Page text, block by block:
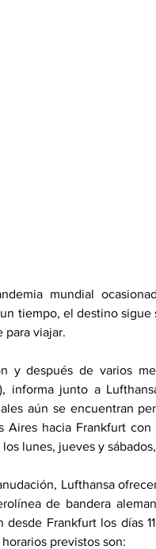
mundial
tiempo, el destino
para viajar.
y después de varios
informa junto a
aún se encuentran
Aires hacia Frankfurt
lunes, jueves y
Lufthansa
de bandera
desde Frankfurt los días
previstos son: